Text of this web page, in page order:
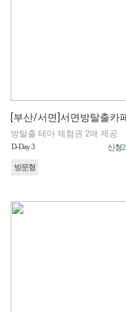
방탈출 테마 체험권 2매 제공
D-Day 3 신청2
방문형